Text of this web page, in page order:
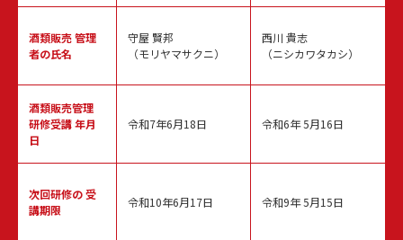
酒類販売管理
者の氏名
酒類販売管理
研修受講 年月
日
次回研修の受
講期限
守屋 賢邦
（モリヤマサクニ）
令和7年6月18日
令和10年6月17日
西川 貴志
（ニシカワタカシ）
令和6年 5月16日
令和9年 5月15日